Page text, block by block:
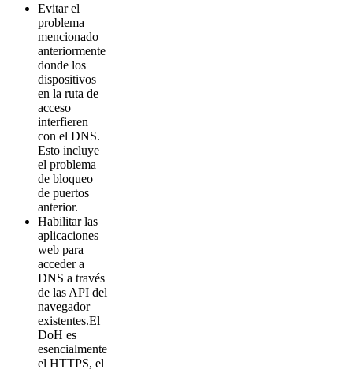
Evitar el
problema
mencionado
anteriormente
donde los
dispositivos
en la ruta de
acceso
interfieren
con el DNS.
Esto incluye
el problema
de bloqueo
de puertos
anterior.
Habilitar las
aplicaciones
web para
acceder a
DNS a través
de las API del
navegador
existentes.El
DoH es
esencialmente
el HTTPS, el